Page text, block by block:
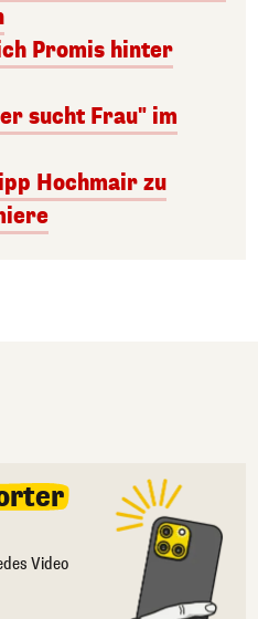
Promis hinter
sucht Frau" im
Hochmair zu
Video